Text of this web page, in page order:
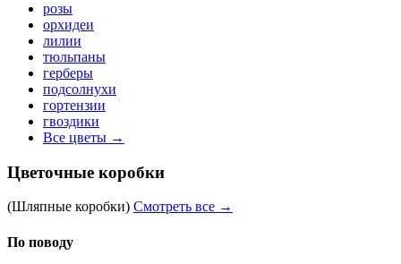
розы
орхидеи
лилии
тюльпаны
герберы
подсолнухи
гортензии
гвоздики
Все цветы →
Цветочные коробки
(Шляпные коробки) Смотреть все →
По поводу